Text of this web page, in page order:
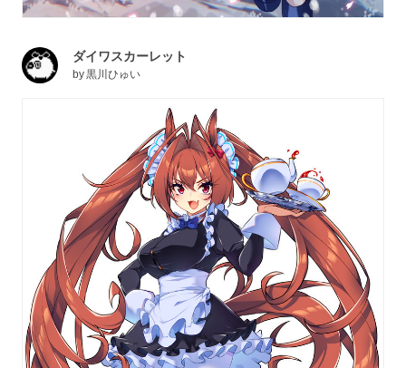
ダイワスカーレット
by黒川ひゅい